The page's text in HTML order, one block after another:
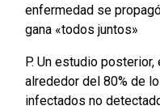
enfermedad se
gana «todos juntos»
P. Un estudio posterior,
alrededor del 80% de
infectados no